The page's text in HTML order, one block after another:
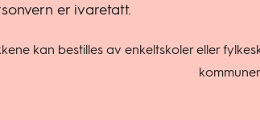
er ivaretatt.
kan bestilles av enkeltskoler eller